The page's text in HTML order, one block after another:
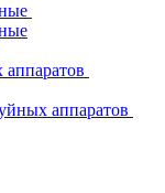
аппаратов
аппаратов